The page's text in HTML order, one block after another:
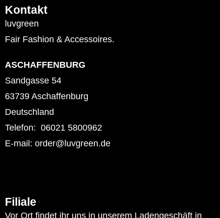
Kontakt
luvgreen
Fair Fashion & Accessoires.
ASCHAFFENBURG
Sandgasse 54
63739 Aschaffenburg
Deutschland
Telefon: 06021 5800962
E-mail: order@luvgreen.de
Filiale
Vor Ort findet ihr uns in unserem Ladengeschäft in